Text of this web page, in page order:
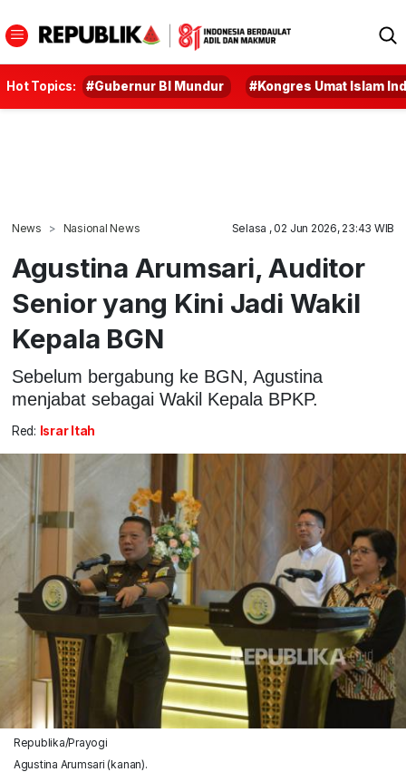
Hot Topics: #Gubernur BI Mundur #Kongres Umat Islam
News Nasional News Selasa , 02 Jun 2026, 23:43 WIB
Agustina Arumsari, Auditor
Senior yang Kini Jadi Wakil
Kepala BGN
Sebelum bergabung ke BGN, Agustina
menjabat sebagai Wakil Kepala BPKP.
Red: Israr Itah
Republika/Prayogi
Agustina Arumsari (kanan).